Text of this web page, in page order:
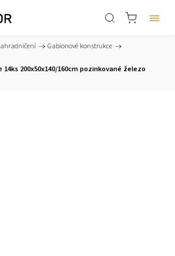
/ Gabionové konstrukce /
200x50x140/160cm pozinkované železo